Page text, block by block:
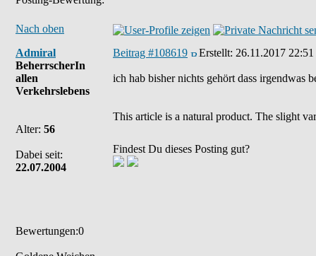
Nach oben
Admiral
BeherrscherIn
allen
Verkehrslebens
Alter: 56
Dabei seit:
22.07.2004
Bewertungen:0
Beitrag #108619 Erstellt: 26.11.2017 22:51
ich hab bisher nichts gehört dass irgendwas
This article is a natural product. The slight
Findest Du dieses Posting gut?